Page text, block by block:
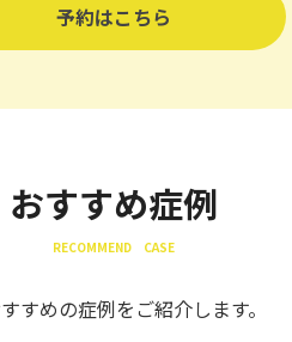
予約はこちら
おすすめ症例
RECOMMEND CASE
すめの症例をご紹介します。